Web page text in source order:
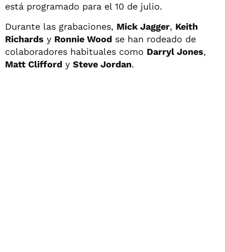
está programado para el 10 de julio.
Durante las grabaciones, Mick Jagger, Keith
Richards y Ronnie Wood se han rodeado de
colaboradores habituales como Darryl Jones,
Matt Clifford y Steve Jordan.